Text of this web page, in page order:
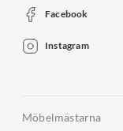
Facebook
Instagram
Möbelmästarna